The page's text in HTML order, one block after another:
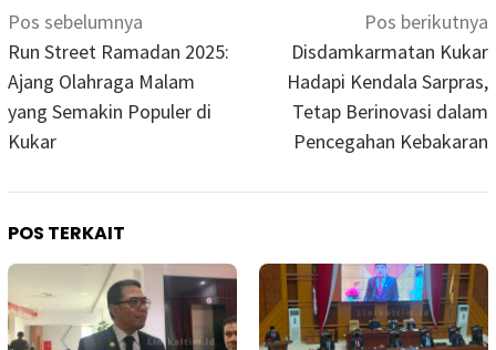
Navigasi
pos
Pos sebelumnya
Run Street Ramadan 2025:
Ajang Olahraga Malam
yang Semakin Populer di
Kukar
Pos berikutnya
Disdamkarmatan Kukar
Hadapi Kendala Sarpras,
Tetap Berinovasi dalam
Pencegahan Kebakaran
POS TERKAIT